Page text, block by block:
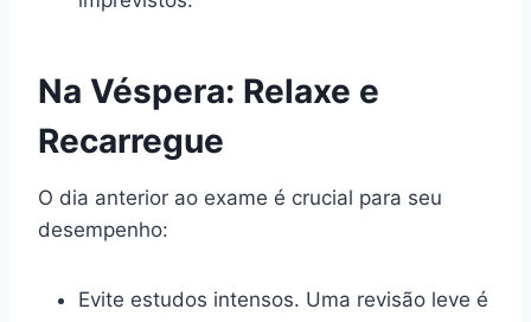
Na Véspera: Relaxe e
Recarregue
O dia anterior ao exame é crucial para seu
desempenho:
Evite estudos intensos. Uma revisão leve é